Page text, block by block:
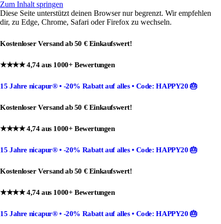
Zum Inhalt springen
Diese Seite unterstützt deinen Browser nur begrenzt. Wir empfehlen
dir, zu Edge, Chrome, Safari oder Firefox zu wechseln.
Kostenloser Versand ab 50 € Einkaufswert!
★★★★ 4,74 aus 1000+ Bewertungen
15 Jahre nicapur®• -20% Rabattauf alles • Code: HAPPY20🎂
Kostenloser Versand ab 50 € Einkaufswert!
★★★★ 4,74 aus 1000+ Bewertungen
15 Jahre nicapur®• -20% Rabattauf alles • Code: HAPPY20🎂
Kostenloser Versand ab 50 € Einkaufswert!
★★★★ 4,74 aus 1000+ Bewertungen
15 Jahre nicapur®• -20% Rabattauf alles • Code: HAPPY20🎂